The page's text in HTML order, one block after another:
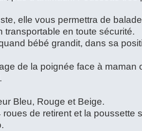
elle vous permettra de
transportable en toute sécurité.
bébé grandit, dans sa
de la poignée face à maman
Bleu, Rouge et Beige.
roues de retirent et la poussette